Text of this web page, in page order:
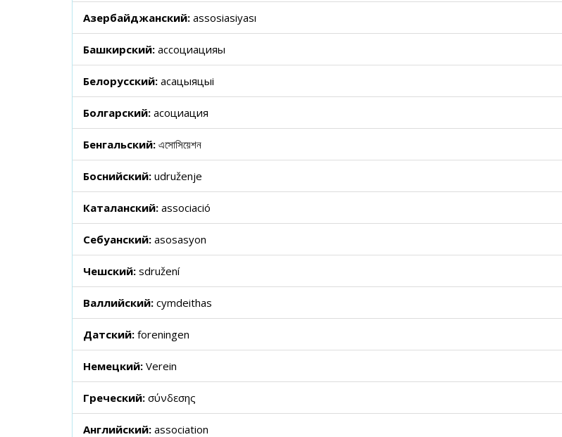
Азербайджанский: assosiasiyası
Башкирский: ассоциацияһы
Белорусский: асацыяцыі
Болгарский: асоциация
Бенгальский: এসোসিয়েশন
Боснийский: udruženje
Каталанский: associació
Себуанский: asosasyon
Чешский: sdružení
Валлийский: cymdeithas
Датский: foreningen
Немецкий: Verein
Греческий: σύνδεσης
Английский: association